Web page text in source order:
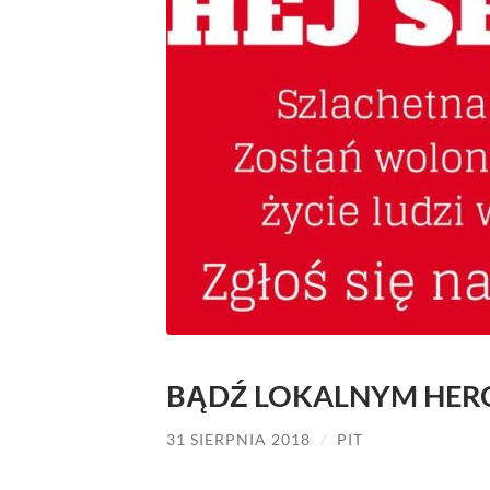
BĄDŹ LOKALNYM
31 SIERPNIA 2018 / PIT